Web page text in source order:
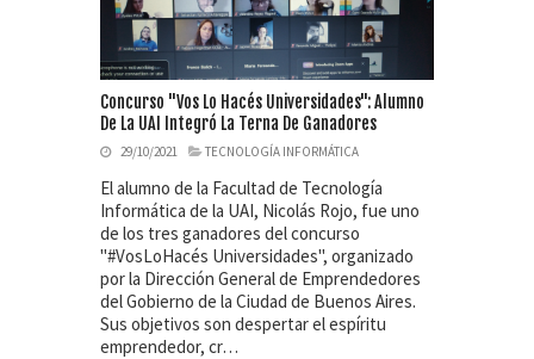
Concurso "Vos Lo Hacés Universidades": Alumno
De La UAI Integró La Terna De Ganadores
29/10/2021 TECNOLOGÍA INFORMÁTICA
El alumno de la Facultad de Tecnología
Informática de la UAI, Nicolás Rojo, fue uno
de los tres ganadores del concurso
"#VosLoHacés Universidades", organizado
por la Dirección General de Emprendedores
del Gobierno de la Ciudad de Buenos Aires.
Sus objetivos son despertar el espíritu
emprendedor, cr…